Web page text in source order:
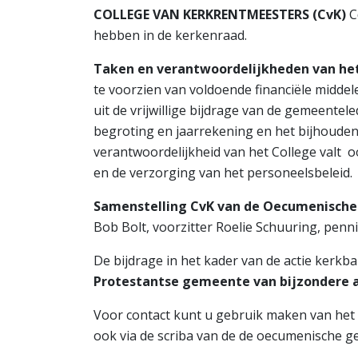
COLLEGE VAN KERKRENTMEESTERS (CvK)
hebben in de kerkenraad.
Taken en verantwoordelijkheden van
te voorzien van voldoende financiële
uit de vrijwillige bijdrage van de
begroting en jaarrekening en het
verantwoordelijkheid van het College valt
en de verzorging van het personeelsbeleid.
Samenstelling CvK van de
Bob Bolt, voorzitter Roelie Schuuring,
De bijdrage in het kader van de actie
Protestantse gemeente van bijzondere
Voor contact kunt u gebruik maken van
ook via de scriba van de de oecumenische